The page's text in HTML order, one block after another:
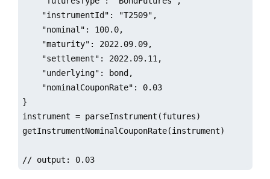
    "instrumentId": "T2509",
    "nominal": 100.0,
    "maturity": 2022.09.09,
    "settlement": 2022.09.11,
    "underlying": bond,
    "nominalCouponRate": 0.03
}
instrument = parseInstrument(futures)
getInstrumentNominalCouponRate(instrument)
// output: 0.03